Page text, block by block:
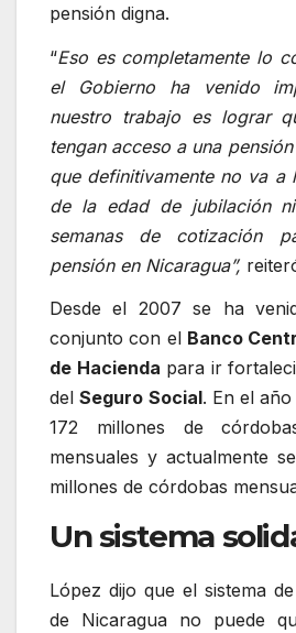
pensión digna.
“Eso es completamente lo
el Gobierno ha venido
nuestro trabajo es lograr
tengan acceso a una
que definitivamente no va a
de la edad de jubilación
semanas de cotización
pensión en Nicaragua”,
Desde el 2007 se ha
conjunto con el Banco
de Hacienda para ir
delSeguro Social. En el
172 millones de
mensuales y actualmente
millones de córdobas
Un sistema
López dijo que el sistema
de Nicaragua no puede